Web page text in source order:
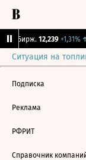
CNY Бирж. 12,239 +1,31%↑
Ситуация на
Подписка
Реклама
РФРИТ
Справочник